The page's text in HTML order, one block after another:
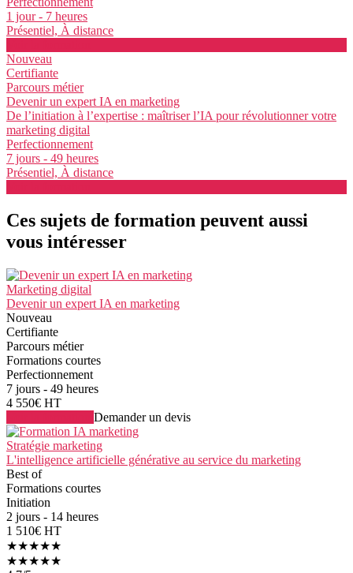
1 jour - 7 heures
Présentiel, À distance
Nouveau
Certifiante
Parcours métier
Devenir un expert IA en marketing
De l’initiation à l’expertise : maîtriser l’IA pour révolutionner votre
marketing digital
Perfectionnement
7 jours - 49 heures
Présentiel, À distance
Ces sujets de formation peuvent aussi
vous intéresser
Marketing digital
Devenir un expert IA en marketing
Nouveau
Certifiante
Parcours métier
Formations courtes
Perfectionnement
7 jours - 49 heures
4 550€ HT
Demander un devis
Stratégie marketing
L'intelligence artificielle générative au service du marketing
Best of
Formations courtes
Initiation
2 jours - 14 heures
1 510€ HT
★★★★★
★★★★★